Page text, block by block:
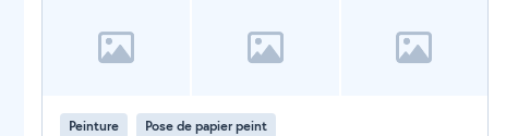
Peinture Pose de papier peint